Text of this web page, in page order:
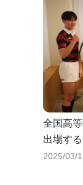
全国高
出場す
問を行い
2025/03/